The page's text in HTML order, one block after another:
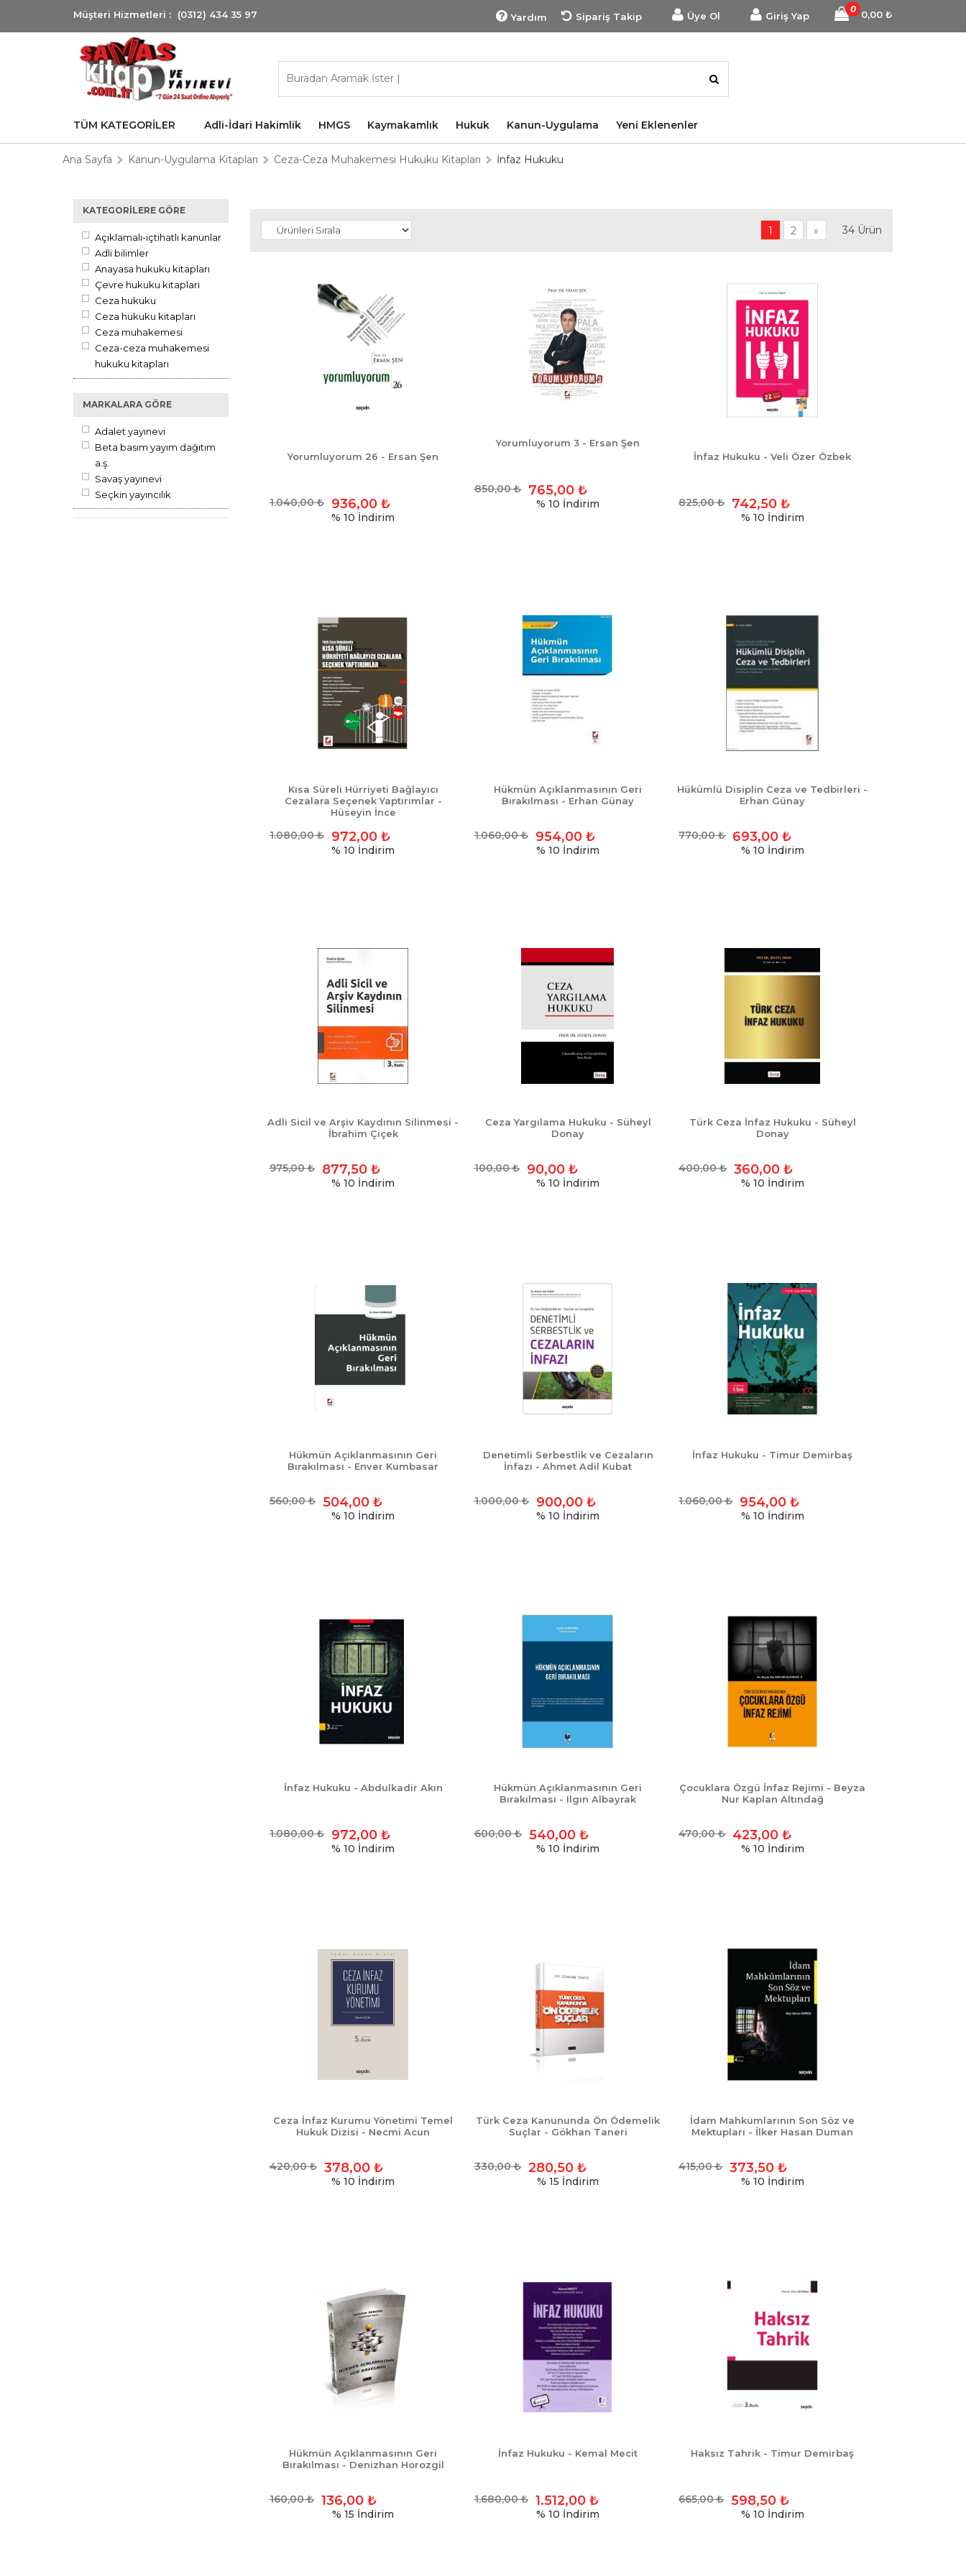
Müşteri Hizmetleri : (0312) 434 35 97 Yardım Sipariş Takip Üye Ol Giriş Yap 0,00 ₺
0
TÜM KATEGORİLER Adli-İdari Hakimlik HMGS Kaymakamlık Hukuk Kanun-Uygulama Yeni Eklenenler
Ana Sayfa Kanun-Uygulama Kitapları Ceza-Ceza Muhakemesi Hukuku Kitapları İnfaz Hukuku
KATEGORILERE GÖRE
Açıklamalı-içtihatlı kanunlar
Adli bilimler
Anayasa hukuku kitapları
Çevre hukuku kitapları
Ceza hukuku
Ceza hukuku kitapları
Ceza muhakemesi
Ceza-ceza muhakemesi
hukuku kitapları
Genel kısım
notlu kanunlar
Güvenlik ve silah
Hukuk ders kitapları
Ilgili kanunlar
Infaz hukuku
Kanun metinleri
Kanun-uygulama kitapları
MARKALARA GÖRE
Adalet yayınevi
Beta basım yayım dağıtım
a.ş.
Savaş yayınevi
Seçkin yayıncılık
34Ürün
1 2 »
Yorumluyorum 26 - Ersan Şen
1.040,00₺ 936,00₺
% 10 İndirim
Yorumluyorum 3 - Ersan Şen
850,00₺ 765,00₺
% 10 İndirim
İnfaz Hukuku - Veli Özer Özbek
825,00₺ 742,50 ₺
% 10 İndirim
Kısa Süreli Hürriyeti Bağlayıcı
Cezalara Seçenek Yaptırımlar -
Hüseyin İnce
1.080,00₺ 972,00₺
% 10 İndirim
Hükmün Açıklanmasının Geri
Bırakılması - Erhan Günay
1.060,00₺ 954,00₺
% 10 İndirim
Hükümlü Disiplin Ceza ve Tedbirleri -
Erhan Günay
770,00₺ 693,00 ₺
% 10 İndirim
Adli Sicil ve Arşiv Kaydının Silinmesi -
İbrahim Çiçek
975,00₺ 877,50₺
% 10 İndirim
Ceza Yargılama Hukuku - Süheyl
Donay
100,00₺ 90,00₺
% 10 İndirim
Türk Ceza İnfaz Hukuku - Süheyl
Donay
400,00₺ 360,00 ₺
% 10 İndirim
Hükmün Açıklanmasının Geri
Bırakılması - Enver Kumbasar
560,00₺ 504,00₺
% 10 İndirim
Denetimli Serbestlik ve Cezaların
İnfazı - Ahmet Adil Kubat
1.000,00₺ 900,00₺
% 10 İndirim
İnfaz Hukuku - Timur Demirbaş
1.060,00₺ 954,00 ₺
% 10 İndirim
İnfaz Hukuku - Abdulkadir Akın
1.080,00₺ 972,00₺
% 10 İndirim
Hükmün Açıklanmasının Geri
Bırakılması - Ilgın Albayrak
600,00₺ 540,00₺
% 10 İndirim
Çocuklara Özgü İnfaz Rejimi - Beyza
Nur Kaplan Altındağ
470,00₺ 423,00 ₺
% 10 İndirim
Ceza İnfaz Kurumu Yönetimi Temel
Hukuk Dizisi - Necmi Acun
420,00₺ 378,00₺
% 10 İndirim
Türk Ceza Kanununda Ön Ödemelik
Suçlar - Gökhan Taneri
330,00₺ 280,50₺
% 15 İndirim
İdam Mahkumlarının Son Söz ve
Mektupları - İlker Hasan Duman
415,00₺ 373,50 ₺
% 10 İndirim
Hükmün Açıklanmasının Geri
Bırakılması - Denizhan Horozgil
160,00₺ 136,00₺
% 15 İndirim
İnfaz Hukuku - Kemal Mecit
1.680,00₺ 1.512,00₺
% 10 İndirim
Haksız Tahrik - Timur Demirbaş
665,00₺ 598,50 ₺
% 10 İndirim